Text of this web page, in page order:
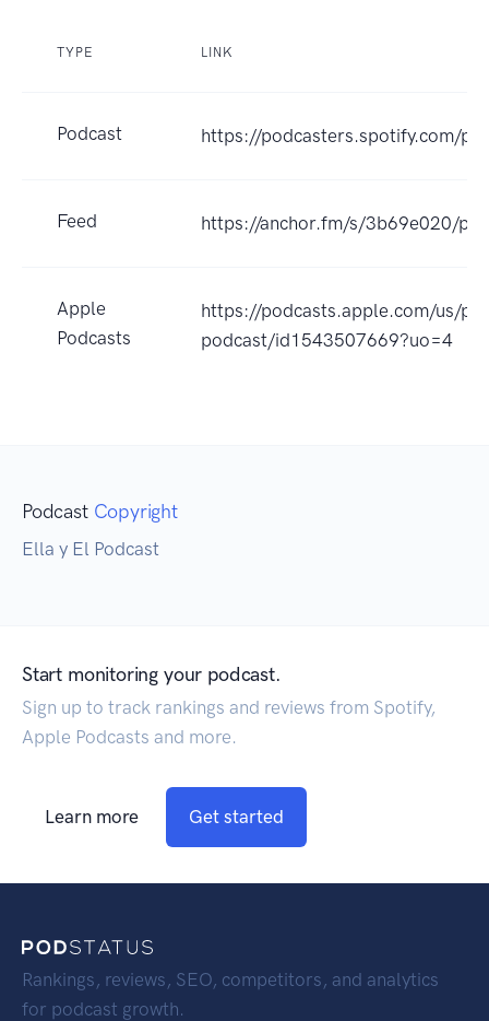
TYPE LINK
Podcast https://podcasters.spotify.com/
Feed https://anchor.fm/s/3b69e020/
Apple
Podcasts
https://podcasts.apple.com/us/
podcast/id1543507669?uo=4
Podcast Copyright
Ella y El Podcast
Start monitoring your podcast.
Sign up to track rankings and reviews from Spotify,
Apple Podcasts and more.
Learn more Get started
Rankings, reviews, SEO, competitors, and analytics
for podcast growth.